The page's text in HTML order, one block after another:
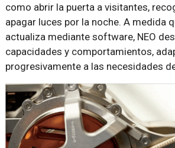
como abrir la puerta a visitantes,
apagar luces por la noche. A medida
actualiza mediante software, NEO
capacidades y comportamientos,
progresivamente a las necesidades